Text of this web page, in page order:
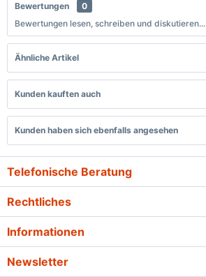
Bewertungen
0
Bewertungen lesen, schreiben und diskutieren...
Ähnliche Artikel
Kunden kauften auch
Kunden haben sich ebenfalls angesehen
Telefonische Beratung
Rechtliches
Informationen
Newsletter